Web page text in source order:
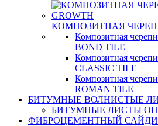
КОМПОЗИТНАЯ
Композитная
BOND TILE
Композитная
CLASSIC TILE
Композитная
ROMAN TILE
БИТУМНЫЕ ВОЛНИСТЫЕ
БИТУМНЫЕ ЛИСТЫ
ФИБРОЦЕМЕНТНЫЙ